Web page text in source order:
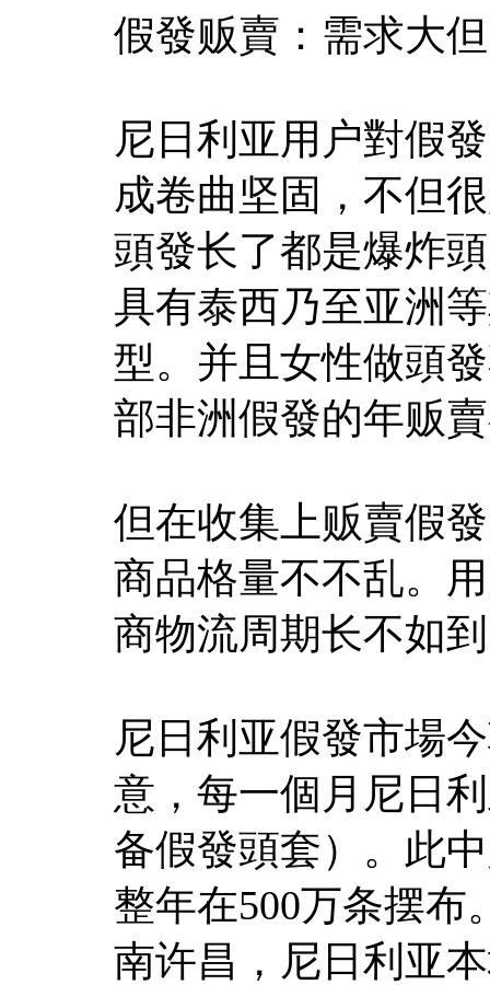
假發贩賣：需求大
尼日利亚用户對假
成卷曲坚固，不但
頭發长了都是爆炸
具有泰西乃至亚洲
型。并且女性做頭
部非洲假發的年贩
但在收集上贩賣假
商品格量不不乱。
商物流周期长不如
尼日利亚假發市場
意，每一個月尼日
备假發頭套）。此
整年在500万条摆布
南许昌，尼日利亚